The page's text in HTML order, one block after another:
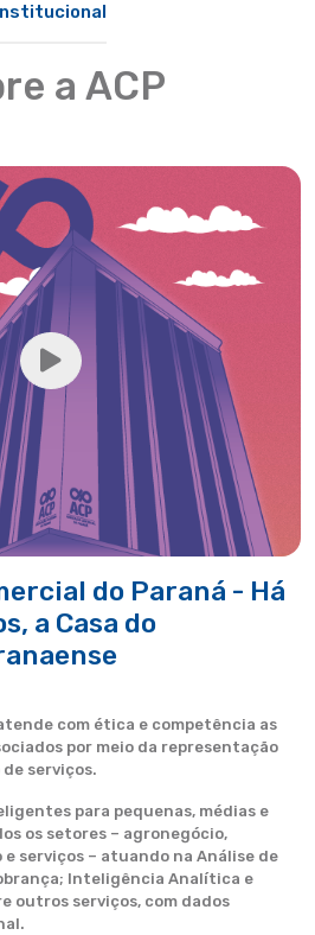
a ACP
do Paraná - Há
a Casa do
com ética e competência as
por meio da representação
serviços.
para pequenas, médias e
os setores – agronegócio,
serviços – atuando na Análise de
Inteligência Analítica e
outros serviços, com dados